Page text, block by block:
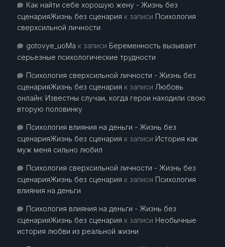
Как найти себе хорошую жену - Жизнь без
сценарияЖизнь без сценария к записи Психология
сверхсильной личности
gotovye_uoMa к записи Беременность вызывает
серьезные психологические трудности
Психология сверхсильной личности - Жизнь без
сценарияЖизнь без сценария к записи Любовь
онлайн: Известны случаи, когда герои находили свою
вторую половинку
Психология влияния на деньги - Жизнь без
сценарияЖизнь без сценария к записи История как
муж меня сильно любил
Психология сверхсильной личности - Жизнь без
сценарияЖизнь без сценария к записи Психология
влияния на деньги
Психология влияния на деньги - Жизнь без
сценарияЖизнь без сценария к записи Необычные
история любви из реальной жизни